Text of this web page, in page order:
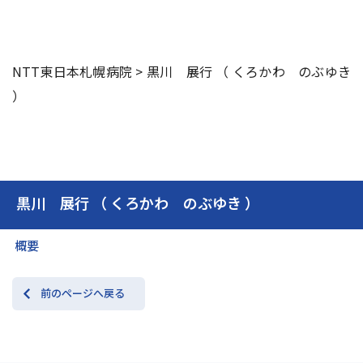
交通アクセス お問い合わせ
黒川 展行 （ くろかわ のぶゆき ）
概要
前のページへ戻る
NTT東日本札幌病院 > 黒川 展行 （ くろかわ のぶゆき
）